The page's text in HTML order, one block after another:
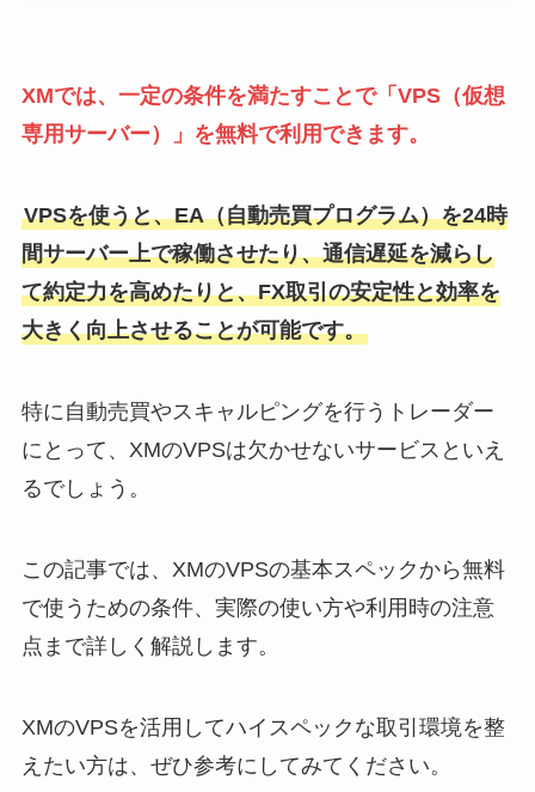
XMでは、一定の条件を満たすことで「VPS（仮想
専用サーバー）」を無料で利用できます。
VPSを使うと、EA（自動売買プログラム）を24時
間サーバー上で稼働させたり、通信遅延を減らし
て約定力を高めたりと、FX取引の安定性と効率を
大きく向上させることが可能です。
特に自動売買やスキャルピングを行うトレーダー
にとって、XMのVPSは欠かせないサービスといえ
るでしょう。
この記事では、XMのVPSの基本スペックから無料
で使うための条件、実際の使い方や利用時の注意
点まで詳しく解説します。
XMのVPSを活用してハイスペックな取引環境を整
えたい方は、ぜひ参考にしてみてください。